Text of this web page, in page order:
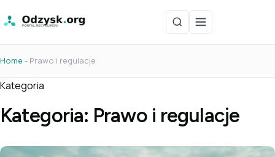
Home - Prawo i regulacje
Kategoria
Kategoria: Prawo i regulacje